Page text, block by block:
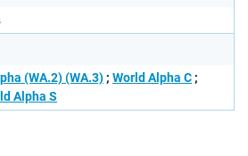
(WA.2) (WA.3); World Alpha C;
Alpha S